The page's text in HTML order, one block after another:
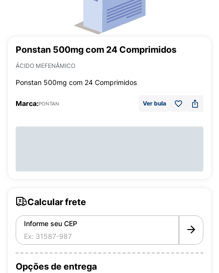
Ponstan 500mg com 24 Comprimidos
ÁCIDO MEFENÂMICO
Ponstan 500mg com 24 Comprimidos
Marca:PONTAN Ver bula
Calcular frete
Informe seu CEP
Opções de entrega